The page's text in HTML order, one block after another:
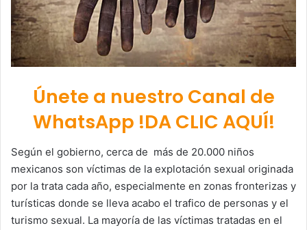
Únete a nuestro Canal de
WhatsApp !DA CLIC AQUÍ!
Según el gobierno, cerca de más de 20.000 niños
mexicanos son víctimas de la explotación sexual originada
por la trata cada año, especialmente en zonas fronterizas y
turísticas donde se lleva acabo el trafico de personas y el
turismo sexual. La mayoría de las víctimas tratadas en el